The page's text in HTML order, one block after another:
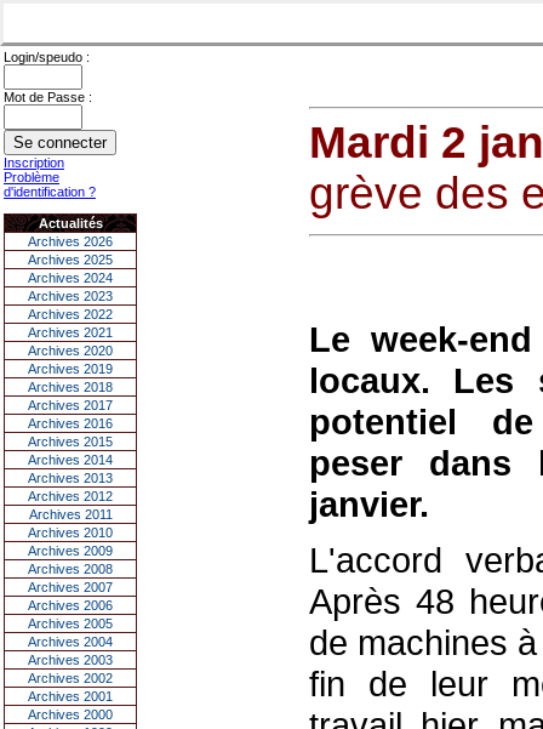
Login/speudo :
Mot de Passe :
Inscription
Problème
d'identification ?
Actualités
Archives 2026
Archives 2025
Archives 2024
Archives 2023
Archives 2022
Archives 2021
Archives 2020
Archives 2019
Archives 2018
Archives 2017
Archives 2016
Archives 2015
Archives 2014
Archives 2013
Archives 2012
Archives 2011
Archives 2010
Archives 2009
Archives 2008
Archives 2007
Archives 2006
Archives 2005
Archives 2004
Archives 2003
Archives 2002
Archives 2001
Archives 2000
Mardi 2
grève des
Le week-
locaux. Les
potentiel
peser dans
janvier.
L'accord
Après 48
de machines
fin de leur